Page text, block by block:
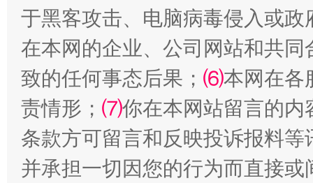
解纷+调解+退费，一次搞定
于黑客攻击、电脑病毒侵入或
在本网的企业、公司网站和共
致的任何事态后果； ⑹本网在各
责情形； ⑺你在本网站留言的内
条款方可留言和反映投诉报料
并承担一切因您的行为而直接